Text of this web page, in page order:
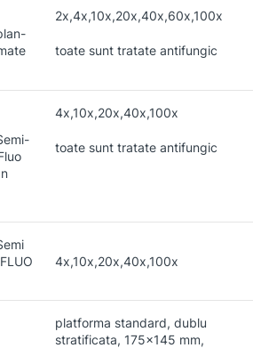
2x,4x,10x,20x,40x,60x,100x
toate sunt tratate antifungic
4x,10x,20x,40x,100x
toate sunt tratate antifungic
4x,10x,20x,40x,100x
platforma standard, dublu
stratificata, 175×145 mm,